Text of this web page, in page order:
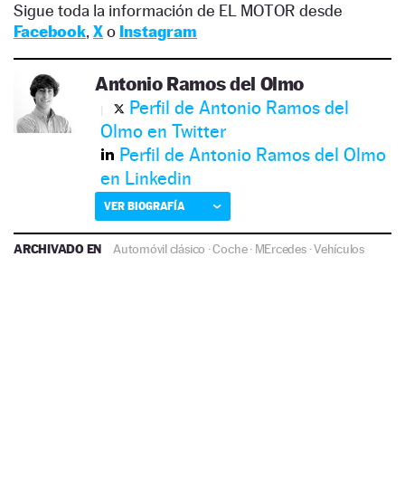
Sigue toda la información de EL MOTOR desde
Facebook, Xo Instagram
Antonio Ramos del Olmo
Perfil de Antonio Ramos del
Olmo en Twitter
Perfil de Antonio Ramos del Olmo
en Linkedin
VER BIOGRAFÍA
ARCHIVADO EN Automóvil clásico ·Coche· MErcedes·Vehículos